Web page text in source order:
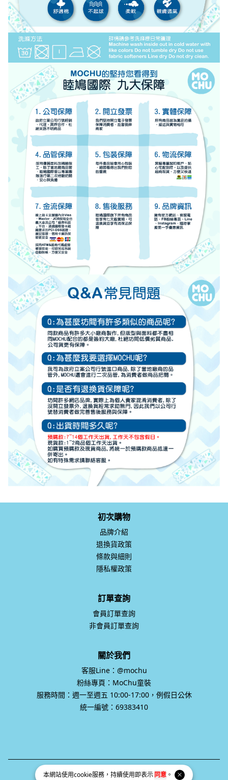
本網站使用cookie服務，持續使用即表示同意 。
初次購物
品牌介紹
退換貨政策
條款與細則
隱私權政策
訂單查詢
會員訂單查詢
非會員訂單查詢
關於我們
客服Line：@mochu
粉絲專頁：MoChu童裝
服務時間：週一至週五 10:00-17:00，例假日公休
統一編號：69383410
統一編號 69383410